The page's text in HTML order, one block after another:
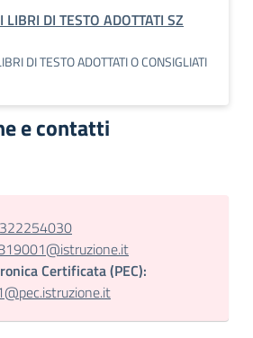
LIBRI DI TESTO ADOTTATI SZ
DI TESTO ADOTTATI O CONSIGLIATI
e contatti
Certificata (PEC):